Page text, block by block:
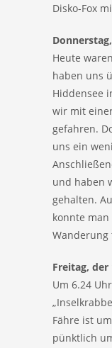
Disko-Fox
Heute
haben uns
Hiddensee
wir mit
gefahren.
uns ein
und haben
gehalten.
konnte
Wanderung
Freitag, der
Um 6.24
Fähre ist
pünktlich